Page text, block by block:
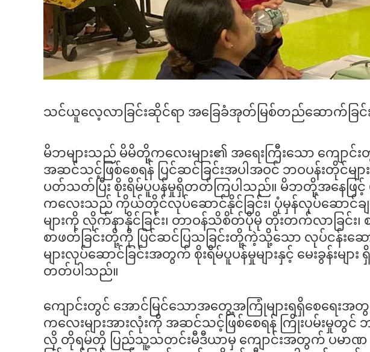
သင်ယူလေ့လာခြင်းဆိုင်ရာ အခြေခံအုတ်မြစ်တည်ဆောက်ခြင်
မိဘများသည် မိမိတို့ကလေးများ၏ အရေးကြီးသော ကျောင်း
အဆင်သင့်ဖြစ်စေရန် ပြင်ဆင်ခြင်းအပါအဝင် ဘဝပန်းတိုင်မျာ
ပတ်သတ်ပြီး စိုးရိမ်ပူပန်မှုရှိတတ်ကြပါသည်။ မိဘတို့အနေဖြ
ကလေးသည် ကိုယ်တိုင်လုပ်ဆောင်နိုင်ခြင်း၊ ပုံမှန်လုပ်ဆောင်ခ
များကို လိုက်နာနိုင်ခြင်း၊ တာဝန်သိစိတ်ပိုမို တိုးတက်လာခြင်း၊ စ
စာဖတ်ခြင်းတို့ကို ပြင်ဆင်ပြသခြင်းတို့ကဲ့သို့သော လုပ်ငန်းဆ
များလုပ်ဆောင်ခြင်းအတွက် စိုးရိမ်ပူပန်မှုများနှင့် မေးခွန်းများ
တတ်ပါသည်။
ကျောင်းတွင် အောင်မြင်သောအတွေ့အကြုံများရရှိစေရေးအ
ကလေးများအားလုံးကို အဆင်သင့်ဖြစ်စေရန် ကြိုးပမ်းမှုတွင်
လို တိုရမ်တို ပြည်သူ့သတင်းမီဒီယာမှ ကျောင်းအတွက် ပမာဏ